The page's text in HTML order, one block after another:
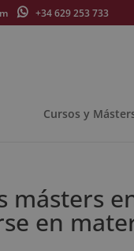
+34 629 253 733
Cursos y
másters
en